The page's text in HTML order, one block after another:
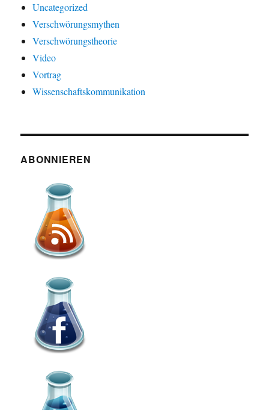
Uncategorized
Verschwörungsmythen
Verschwörungstheorie
Video
Vortrag
Wissenschaftskommunikation
ABONNIEREN